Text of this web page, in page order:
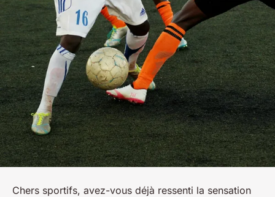
Chers sportifs, avez-vous déjà ressenti la sensation